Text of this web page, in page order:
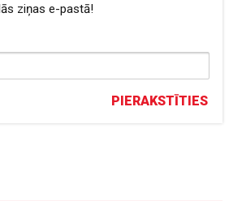
ziņas e-pastā!
PIERAKSTĪTIES